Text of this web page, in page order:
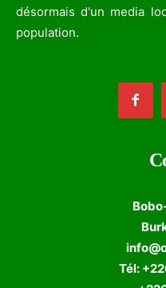
désormais d'un media
population.
Tél: